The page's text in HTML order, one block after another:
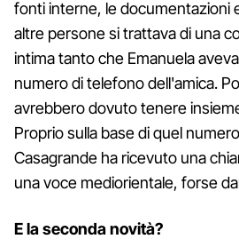
fonti interne, le documentazioni
altre persone si trattava di una
intima tanto che Emanuela
numero di telefono dell'amica.
avrebbero dovuto tenere
Proprio sulla base di quel
Casagrande ha ricevuto una
una voce mediorientale, forse
E la seconda novità?